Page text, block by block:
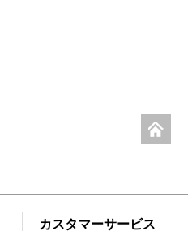
カスタマーサービス